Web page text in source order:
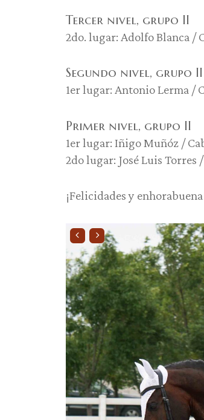
Tercer nivel, grupo II
2do. lugar: Adolfo Blanca /
Segundo nivel, grupo II
1er lugar: Antonio Lerma /
Primer nivel, grupo II
1er lugar: Iñigo Muñóz /
2do lugar: José Luis Torres
¡Felicidades y